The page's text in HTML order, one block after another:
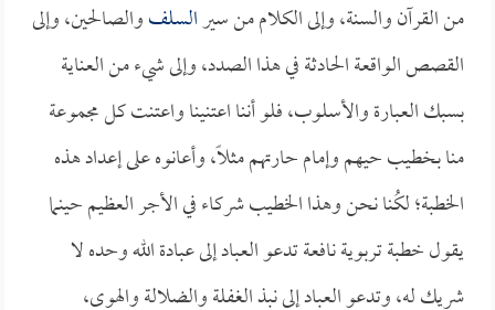
من القرآن والسنة، وإلى الكلام من سيرالسلفوالصالحين، وإلى
القصص الواقعة الحادثة في هذا الصدد، وإلى شيء من العناية
بسبك العبارة والأسلوب، فلو أننا اعتنينا واعتنت كل مجموعة
منا بخطيب حيهم وإمام حارتهم مثلاً، وأعانوه على إعداد هذه
الخطبة؛ لكُنا نحن وهذا الخطيب شركاء في الأجر العظيم حينما
يقول خطبة تربوية نافعة تدعو العباد إلى عبادة الله وحده لا
شريك له، وتدعو العباد إلى نبذ الغفلة والضلالة والهوى،